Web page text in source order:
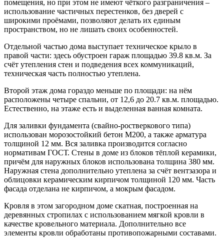
помещения, но при этом не имеют чёткого разграничения –
использование частичных перестенков, без дверей с
широкими проёмами, позволяют делать их единым
пространством, но не лишать своих особенностей.
Отдельной частью дома выступает техническое крыло в
правой части: здесь обустроен гараж площадью 39.8 кв.м. За
счёт утепления стен и подведения всех коммуникаций,
техническая часть полностью утеплена.
Второй этаж дома гораздо меньше по площади: на нём
расположены четыре спальни, от 12,6 до 20.7 кв.м. площадью.
Естественно, на этаже есть и выделенная ванная комната.
Для заливки фундамента (свайно-ростверкового типа)
использован морозостойкий бетон М200, а также арматура
толщиной 12 мм. Вся заливка производится согласно
нормативам ГОСТ. Стены в доме из блоков тёплой керамики,
причём для наружных блоков использована толщина 380 мм.
Наружная стена дополнительно утеплена за счёт вентзазора и
облицовки керамическим кирпичом толщиной 120 мм. Часть
фасада отделана не кирпичом, а мокрым фасадом.
Кровля в этом загородном доме скатная, построенная на
деревянных стропилах с использованием мягкой кровли в
качестве кровельного материала. Дополнительно все
элементы кровли обработаны противопожарными составами.